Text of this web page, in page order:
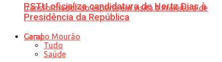
PSTU oficializa candidatura de Hertz Dias à
Presidência da República
Geral
Tudo
Saúde